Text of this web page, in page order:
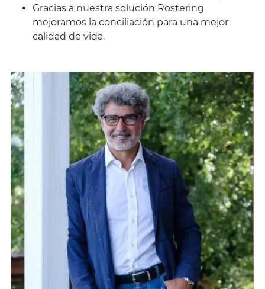
Gracias a nuestra solución Rostering
mejoramos la conciliación para una mejor
calidad de vida.